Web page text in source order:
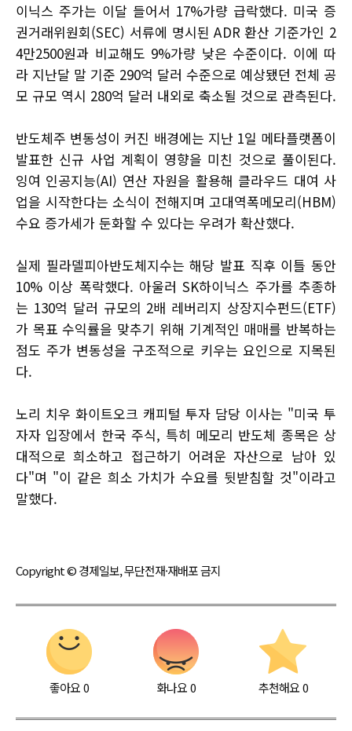
이닉스 주가는 이달 들어서 17%가량 급락했다. 미국 증
권거래위원회(SEC) 서류에 명시된 ADR 환산 기준가인 2
4만2500원과 비교해도 9%가량 낮은 수준이다. 이에 따
라 지난달 말 기준 290억 달러 수준으로 예상됐던 전체 공
모 규모 역시 280억 달러 내외로 축소될 것으로 관측된다.
반도체주 변동성이 커진 배경에는 지난 1일 메타플랫폼이
발표한 신규 사업 계획이 영향을 미친 것으로 풀이된다.
잉여 인공지능(AI) 연산 자원을 활용해 클라우드 대여 사
업을 시작한다는 소식이 전해지며 고대역폭메모리(HBM)
수요 증가세가 둔화할 수 있다는 우려가 확산했다.
실제 필라델피아반도체지수는 해당 발표 직후 이틀 동안
10% 이상 폭락했다. 아울러 SK하이닉스 주가를 추종하
는 130억 달러 규모의 2배 레버리지 상장지수펀드(ETF)
가 목표 수익률을 맞추기 위해 기계적인 매매를 반복하는
점도 주가 변동성을 구조적으로 키우는 요인으로 지목된
다.
노리 치우 화이트오크 캐피털 투자 담당 이사는 "미국 투
자자 입장에서 한국 주식, 특히 메모리 반도체 종목은 상
대적으로 희소하고 접근하기 어려운 자산으로 남아 있
다"며 "이 같은 희소 가치가 수요를 뒷받침할 것"이라고
말했다.
Copyright © 경제일보, 무단전재·재배포 금지
좋아요0 화나요0 추천해요 0